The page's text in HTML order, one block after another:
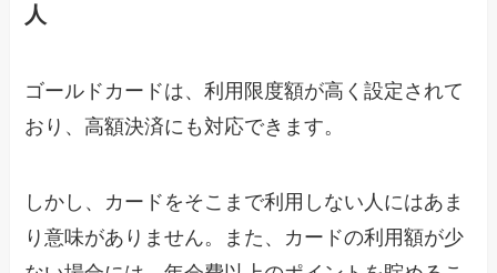
人
ゴールドカードは、利用限度額が高く設定されて
おり、高額決済にも対応できます。
しかし、カードをそこまで利用しない人にはあま
り意味がありません。また、カードの利用額が少